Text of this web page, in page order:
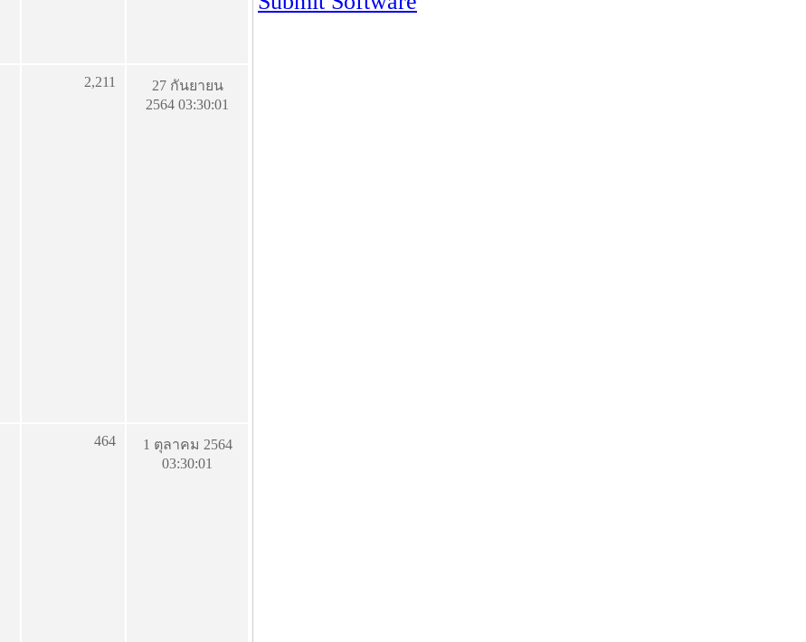
2,211
27 กันยายน
2564 03:30:01
464
1 ตุลาคม 2564
03:30:01